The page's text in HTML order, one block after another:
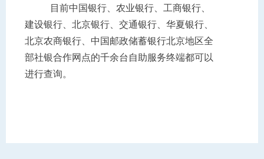
目前中国银行、农业银行、工商银行、
建设银行、北京银行、交通银行、华夏银行、
北京农商银行、中国邮政储蓄银行北京地区全
部社银合作网点的千余台自助服务终端都可以
进行查询。